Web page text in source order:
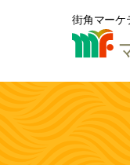
街角マーケ